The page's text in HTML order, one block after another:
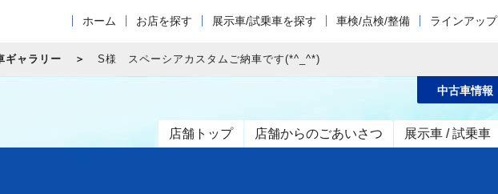
ホーム お店を探す 展示車/試乗車を探す 車検/点検/整備 ラインアップ
ギャラリー S様 スペーシアカスタムご納車です(*^_^*)
店舗トップ 店舗からのごあいさつ 展示車 / 試乗車
中古車情報